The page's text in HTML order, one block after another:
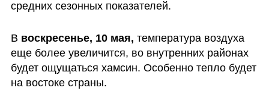
средних сезонных показателей.
В воскресенье, 10 мая, температура воздуха
еще более увеличится, во внутренних районах
будет ощущаться хамсин. Особенно тепло будет
на востоке страны.